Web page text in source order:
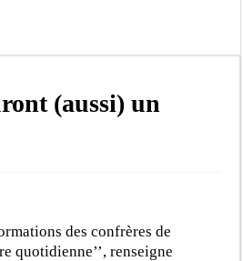
réservant un accueil exceptionnel au Président
Idrissa Samb apporte son soutien aux
sénégalaise a présenté les contours de
(aussi) un
des confrères de
quotidienne’’, renseigne